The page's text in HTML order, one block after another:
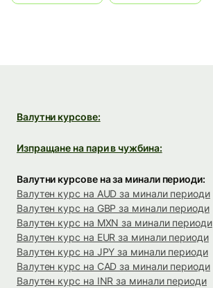
Валутни курсове:
Изпращане на пари в чужбина:
Валутни курсове на за минали периоди:
Валутен курс на AUD за минали периоди
Валутен курс на GBP за минали периоди
Валутен курс на MXN за минали периоди
Валутен курс на EUR за минали периоди
Валутен курс на JPY за минали периоди
Валутен курс на CAD за минали периоди
Валутен курс на INR за минали периоди